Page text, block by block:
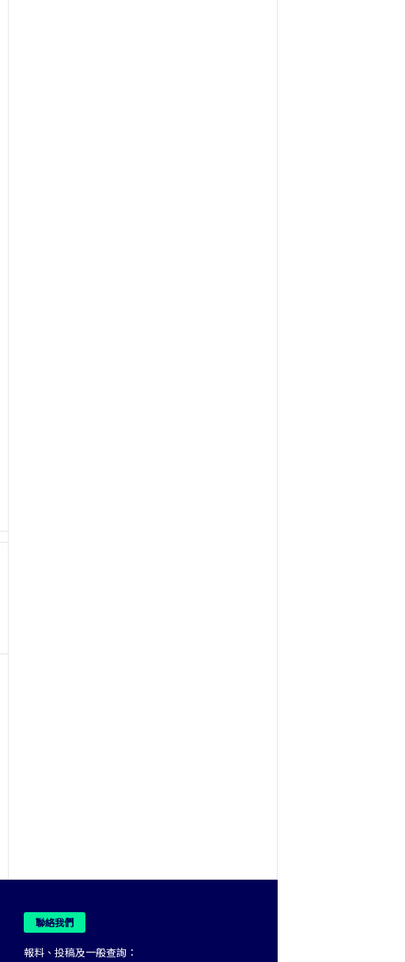
聯絡我們
報料、投稿及一般查詢：